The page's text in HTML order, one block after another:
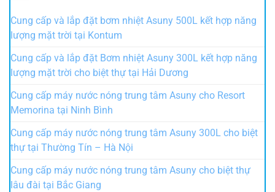
Cung cấp và lắp đặt bơm nhiệt Asuny 500L kết hợp năng
lượng mặt trời tại Kontum
Cung cấp và lắp đặt Bơm nhiệt Asuny 300L kết hợp năng
lượng mặt trời cho biệt thự tại Hải Dương
Cung cấp máy nước nóng trung tâm Asuny cho Resort
Memorina tại Ninh Bình
Cung cấp máy nước nóng trung tâm Asuny 300L cho biệt
thự tại Thường Tín – Hà Nội
Cung cấp máy nước nóng trung tâm Asuny cho biệt thự
lâu đài tại Bắc Giang